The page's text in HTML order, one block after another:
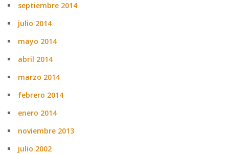
septiembre 2014
julio 2014
mayo 2014
abril 2014
marzo 2014
febrero 2014
enero 2014
noviembre 2013
julio 2002